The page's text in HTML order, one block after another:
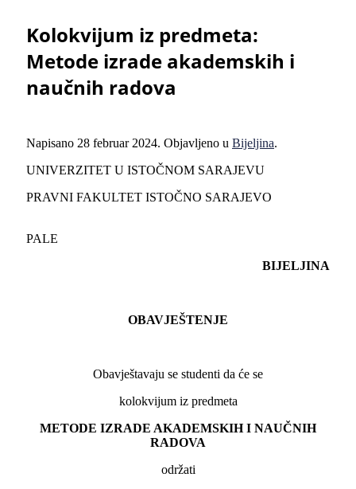
Kolokvijum iz predmeta:
Metode izrade akademskih i
naučnih radova
Napisano 28 februar 2024. Objavljeno u Bijeljina.
UNIVERZITET U ISTOČNOM SARAJEVU
PRAVNI FAKULTET ISTOČNO SARAJEVO
PALE
BIJELJINA
OBAVJEŠTENJE
Obavještavaju se studenti da će se
kolokvijum iz predmeta
METODE IZRADE AKADEMSKIH I NAUČNIH
RADOVA
održati